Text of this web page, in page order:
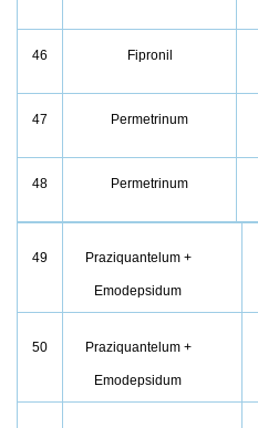
46 Fipronil
47 Permetrinum
48 Permetrinum
49 Praziquantelum +
Emodepsidum
50 Praziquantelum +
Emodepsidum